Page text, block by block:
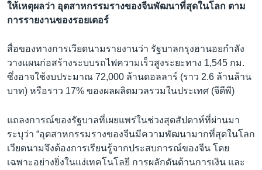
ให้เหตุผลว่า อุตสาหกรรมรางของจีนพัฒนาที่สุดในโลก ตาม
การรายงานของรอยเตอร์
สื่อของทางการเวียดนามรายงานว่า รัฐบาลกรุงฮานอยกำลัง
วางแผนก่อสร้างระบบรถไฟความเร็วสูงระยะทาง 1,545 กม.
ซึ่งอาจใช้งบประมาณ 72,000 ล้านดอลลาร์ (ราว 2.6 ล้านล้าน
บาท) หรือราว 17% ของผลผลิตมวลรวมในประเทศ (จีดีพี)
แถลงการณ์ของรัฐบาลที่เผยแพร่ในช่วงสุดสัปดาห์ที่ผ่านมา
ระบุว่า “อุตสาหกรรมรางของจีนมีความพัฒนามากที่สุดในโลก
เวียดนามจึงต้องการเรียนรู้จากประสบการณ์ของจีน โดย
เฉพาะอย่างยิ่งในแง่เทคโนโลยี การผลักดันด้านการเงิน และ